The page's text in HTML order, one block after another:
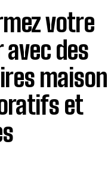
votre
des
et